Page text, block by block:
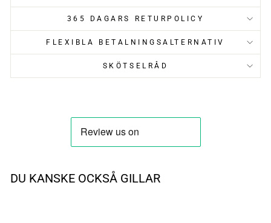
365 DAGARS RETURPOLICY
FLEXIBLA BETALNINGSALTERNATIV
SKÖTSELRÅD
DU KANSKE OCKSÅ GILLAR